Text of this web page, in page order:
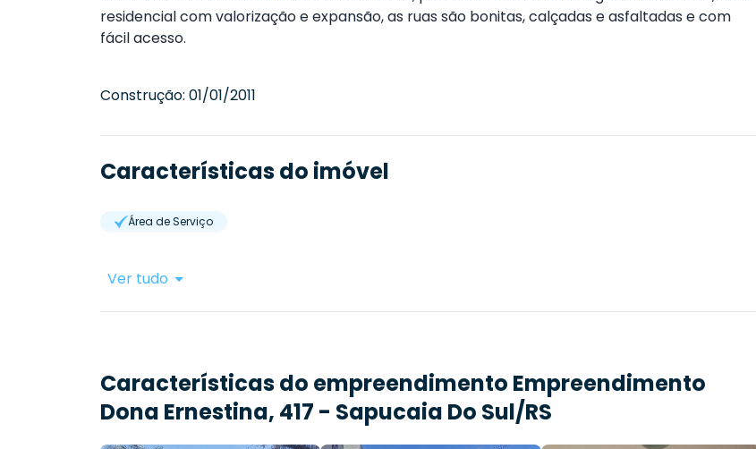
residencial com valorização e expansão, as ruas são bonitas, calçadas e asfaltadas e com
fácil acesso.
Construção: 01/01/2011
Características do imóvel
Área de Serviço
Ver tudo
Características do empreendimento Empreendimento
Dona Ernestina, 417 - Sapucaia Do Sul/RS